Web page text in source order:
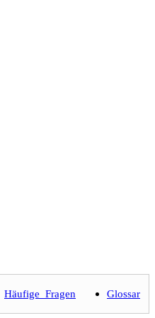
Häufige_Fragen Glossar